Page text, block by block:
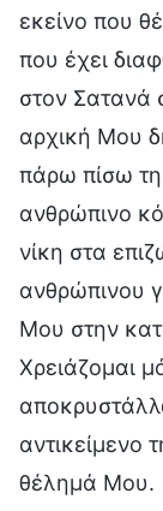
εκείνο που
που έχει
στον Σατανά
αρχική Μου
πάρω πίσω
ανθρώπινο
νίκη στα
ανθρώπινου
Μου στην
Χρειάζομαι
αντικείμενο
θέλημά Μου.